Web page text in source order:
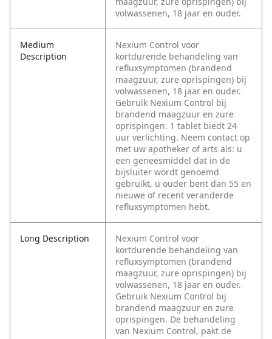
volwassenen, 18 jaar en ouder.
Medium
Description
Nexium Control voor
kortdurende behandeling van
refluxsymptomen (brandend
maagzuur, zure oprispingen) bij
volwassenen, 18 jaar en ouder.
Gebruik Nexium Control bij
brandend maagzuur en zure
oprispingen. 1 tablet biedt 24
uur verlichting. Neem contact op
met uw apotheker of arts als: u
een geneesmiddel dat in de
bijsluiter wordt genoemd
gebruikt, u ouder bent dan 55 en
nieuwe of recent veranderde
refluxsymptomen hebt.
Long Description
Nexium Control voor
kortdurende behandeling van
refluxsymptomen (brandend
maagzuur, zure oprispingen) bij
volwassenen, 18 jaar en ouder.
Gebruik Nexium Control bij
brandend maagzuur en zure
oprispingen. De behandeling
van Nexium Control, pakt de